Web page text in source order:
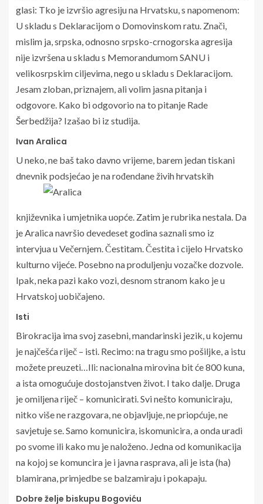
glasi: Tko je izvršio agresiju na Hrvatsku, s napomenom:
U skladu s Deklaracijom o Domovinskom ratu. Znači,
mislim ja, srpska, odnosno srpsko-crnogorska agresija
nije izvršena u skladu s Memorandumom SANU i
velikosrpskim ciljevima, nego u skladu s Deklaracijom.
Jesam zloban, priznajem, ali volim jasna pitanja i
odgovore. Kako bi odgovorio na to pitanje Rade
Šerbedžija? Izašao bi iz studija.
Ivan Aralica
U neko, ne baš tako davno vrijeme, barem jedan tiskani
dnevnik podsjećao je na rođendane živih hrvatskih
književnika i umjetnika uopće. Zatim je rubrika nestala. Da
je Aralica navršio devedeset godina saznali smo iz
intervjua u Večernjem. Čestitam. Čestita i cijelo Hrvatsko
kulturno vijeće. Posebno na produljenju vozačke dozvole.
Ipak, neka pazi kako vozi, desnom stranom kako je u
Hrvatskoj uobičajeno.
Isti
Birokracija ima svoj zasebni, mandarinski jezik, u kojemu
je najčešća riječ – isti. Recimo: na tragu smo pošiljke, a istu
možete preuzeti…Ili: nacionalna mirovina bit će 800 kuna,
a ista omogućuje dostojanstven život. I tako dalje. Druga
je omiljena riječ – komunicirati. Svi nešto komuniciraju,
nitko više ne razgovara, ne objavljuje, ne priopćuje, ne
savjetuje se. Samo komunicira, iskomunicira, a onda uradi
po svome ili kako mu je naloženo. Jedna od komunikacija
na kojoj se komuncira je i javna rasprava, ali je ista (ha)
blamirana, primjedbe se balzamiraju i pokapaju.
Dobre želje biskupu Bogoviću